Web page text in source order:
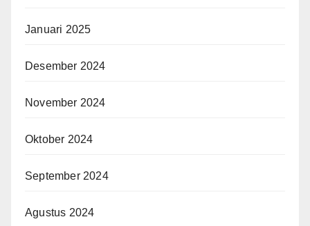
Januari 2025
Desember 2024
November 2024
Oktober 2024
September 2024
Agustus 2024